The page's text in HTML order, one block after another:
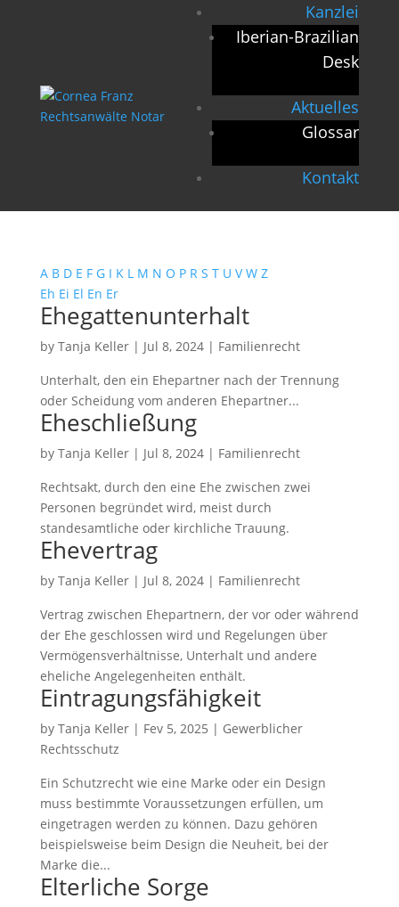
Kanzlei
Iberian-Brazilian
Desk
Aktuelles
Glossar
Kontakt
A B D E F G I K L M N O P R S T U V W Z
Eh Ei El En Er
Ehegattenunterhalt
by Tanja Keller| Jul 8, 2024| Familienrecht
Unterhalt, den ein Ehepartner nach der Trennung
oder Scheidung vom anderen Ehepartner...
Eheschließung
by Tanja Keller| Jul 8, 2024| Familienrecht
Rechtsakt, durch den eine Ehe zwischen zwei
Personen begründet wird, meist durch
standesamtliche oder kirchliche Trauung.
Ehevertrag
by Tanja Keller| Jul 8, 2024| Familienrecht
Vertrag zwischen Ehepartnern, der vor oder während
der Ehe geschlossen wird und Regelungen über
Vermögensverhältnisse, Unterhalt und andere
eheliche Angelegenheiten enthält.
Eintragungsfähigkeit
by Tanja Keller| Fev 5, 2025 | Gewerblicher
Rechtsschutz
Ein Schutzrecht wie eine Marke oder ein Design
muss bestimmte Voraussetzungen erfüllen, um
eingetragen werden zu können. Dazu gehören
beispielsweise beim Design die Neuheit, bei der
Marke die...
Elterliche Sorge